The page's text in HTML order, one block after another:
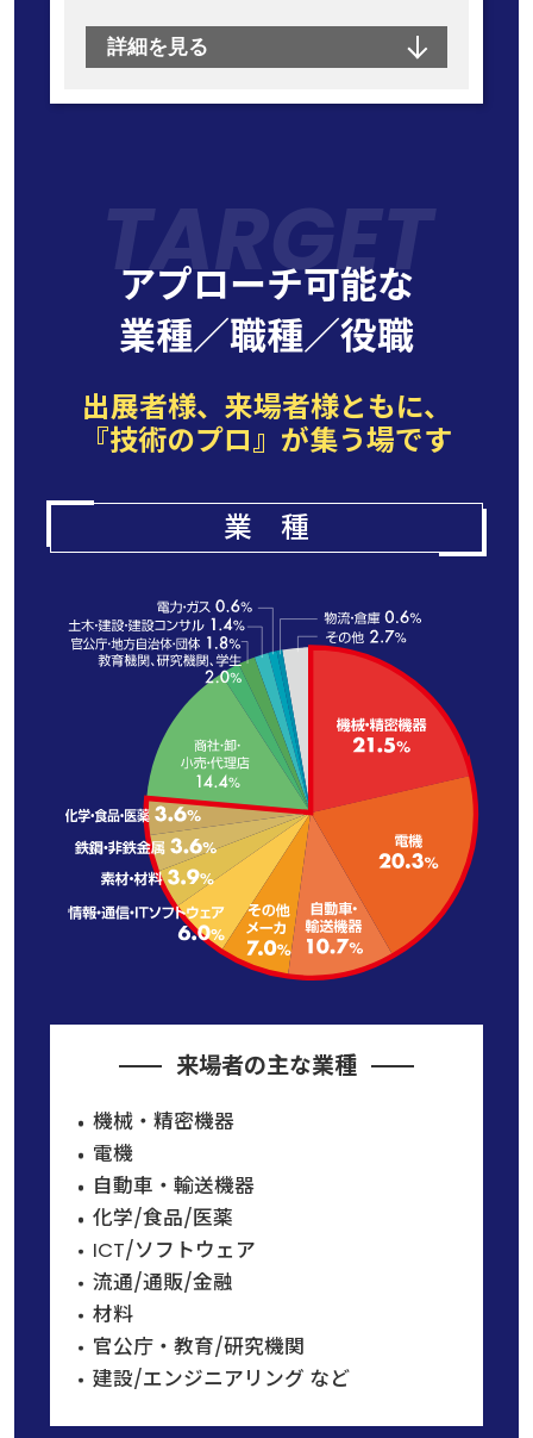
詳細を見る
アプローチ可能な
業種／職種／役職
TARGET
出展者様、来場者様ともに、
『技術のプロ』が集う場です
業 種
来場者の主な業種
機械・精密機器
電機
自動車・輸送機器
化学/食品/医薬
ICT/ソフトウェア
流通/通販/金融
材料
官公庁・教育/研究機関
建設/エンジニアリング など